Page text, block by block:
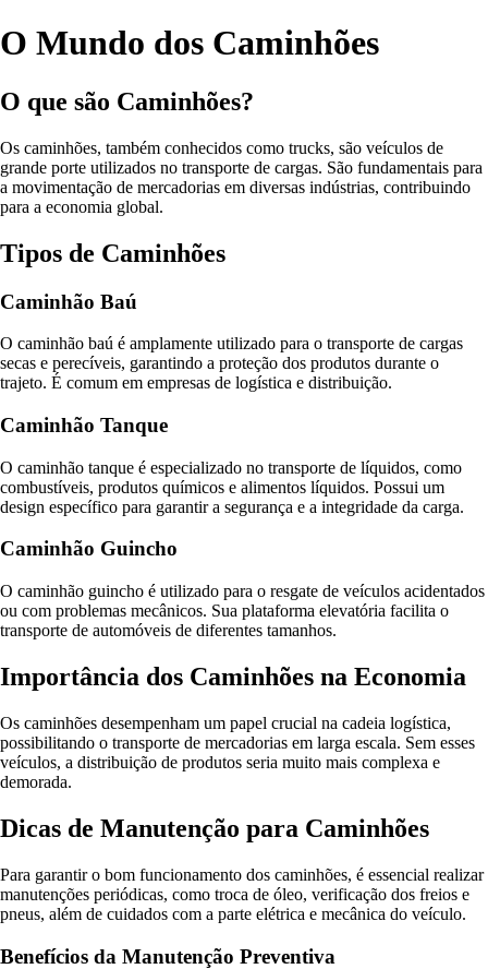
O Mundo dos Caminhões
O que são Caminhões?
Os caminhões, também conhecidos como trucks, são veículos de
grande porte utilizados no transporte de cargas. São fundamentais para
a movimentação de mercadorias em diversas indústrias, contribuindo
para a economia global.
Tipos de Caminhões
Caminhão Baú
O caminhão baú é amplamente utilizado para o transporte de cargas
secas e perecíveis, garantindo a proteção dos produtos durante o
trajeto. É comum em empresas de logística e distribuição.
Caminhão Tanque
O caminhão tanque é especializado no transporte de líquidos, como
combustíveis, produtos químicos e alimentos líquidos. Possui um
design específico para garantir a segurança e a integridade da carga.
Caminhão Guincho
O caminhão guincho é utilizado para o resgate de veículos acidentados
ou com problemas mecânicos. Sua plataforma elevatória facilita o
transporte de automóveis de diferentes tamanhos.
Importância dos Caminhões na Economia
Os caminhões desempenham um papel crucial na cadeia logística,
possibilitando o transporte de mercadorias em larga escala. Sem esses
veículos, a distribuição de produtos seria muito mais complexa e
demorada.
Dicas de Manutenção para Caminhões
Para garantir o bom funcionamento dos caminhões, é essencial realizar
manutenções periódicas, como troca de óleo, verificação dos freios e
pneus, além de cuidados com a parte elétrica e mecânica do veículo.
Benefícios da Manutenção Preventiva